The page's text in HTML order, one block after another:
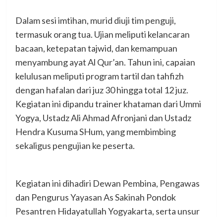
Dalam sesi imtihan, murid diuji tim penguji,
termasuk orang tua. Ujian meliputi kelancaran
bacaan, ketepatan tajwid, dan kemampuan
menyambung ayat Al Qur’an. Tahun ini, capaian
kelulusan meliputi program tartil dan tahfizh
dengan hafalan dari juz 30 hingga total 12 juz.
Kegiatan ini dipandu trainer khataman dari Ummi
Yogya, Ustadz Ali Ahmad Afronjani dan Ustadz
Hendra Kusuma SHum, yang membimbing
sekaligus pengujian ke peserta.
Kegiatan ini dihadiri Dewan Pembina, Pengawas
dan Pengurus Yayasan As Sakinah Pondok
Pesantren Hidayatullah Yogyakarta, serta unsur